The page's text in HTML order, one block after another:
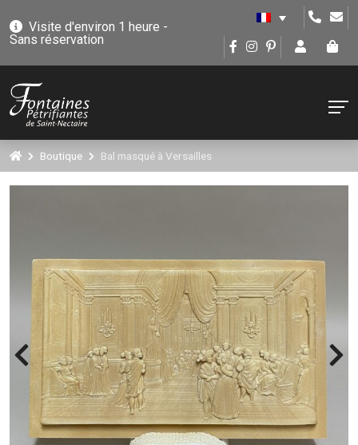
Visite d'environ 1 heure -
Sans réservation
Boutique Bal masqué à Versailles